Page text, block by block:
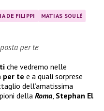
DE FILIPPI
MATIAS SOULÉ
per te
che vedremo nelle
per te e a quali sorprese
dell’amatissima
dellaRoma, Stephan El